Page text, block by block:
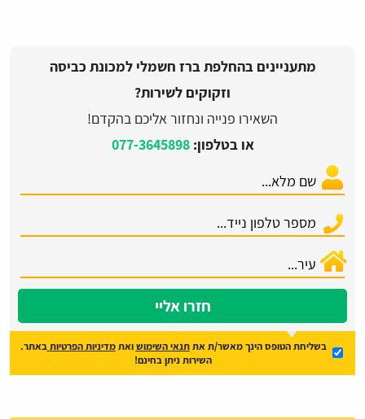
מתעניינים בהחלפת ברז חשמלי למכונת כביסה
וזקוקים לשירות?
השאירו פנייה ונחזור אליכם בהקדם!
או בטלפון:077-3645898
חזרו אליי
בשליחת הטופס הינך מאשר/ת אתתנאי השימושואתמדיניות הפרטיות באתר.
השירות ניתן בחינם!